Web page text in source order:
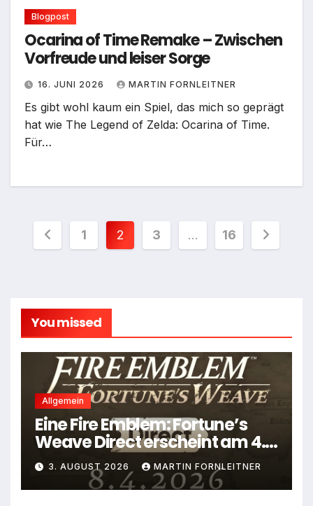
Blogpost
Ocarina of Time Remake – Zwischen
Vorfreude und leiser Sorge
16. JUNI 2026 MARTIN FORNLEITNER
Es gibt wohl kaum ein Spiel, das mich so geprägt
hat wie The Legend of Zelda: Ocarina of Time.
Für…
Seitennummerierung
1 2 3 … 16
You missed
Allgemein
Eine Fire Emblem: Fortune’s
Weave Direct erscheint am 4.
August
3. AUGUST 2026 MARTIN FORNLEITNER